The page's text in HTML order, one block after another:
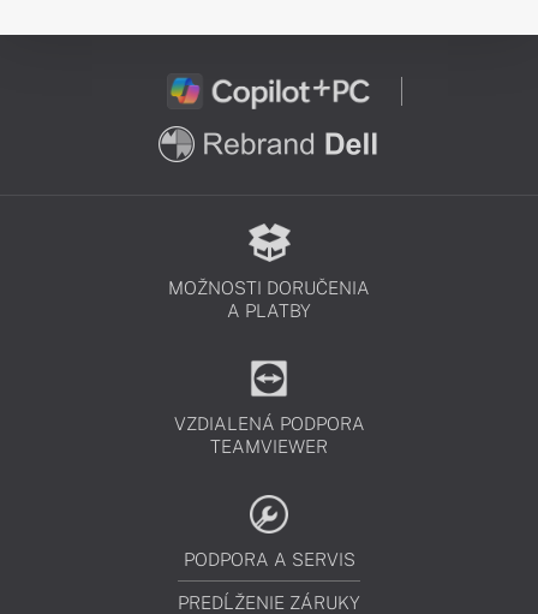
MOŽNOSTI DORUČENIA
A PLATBY
VZDIALENÁ PODPORA
TEAMVIEWER
PODPORA A SERVIS
PREDĹŽENIE ZÁRUKY